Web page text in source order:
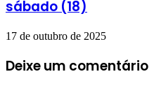
sábado (18)
17 de outubro de 2025
Deixe um comentário